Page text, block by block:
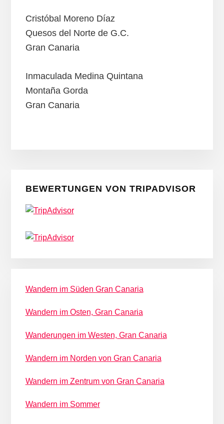
Cristóbal Moreno Díaz
Quesos del Norte de G.C.
Gran Canaria
Inmaculada Medina Quintana
Montaña Gorda
Gran Canaria
BEWERTUNGEN VON TRIPADVISOR
Wandern im Süden Gran Canaria
Wandern im Osten, Gran Canaria
Wanderungen im Westen, Gran Canaria
Wandern im Norden von Gran Canaria
Wandern im Zentrum von Gran Canaria
Wandern im Sommer